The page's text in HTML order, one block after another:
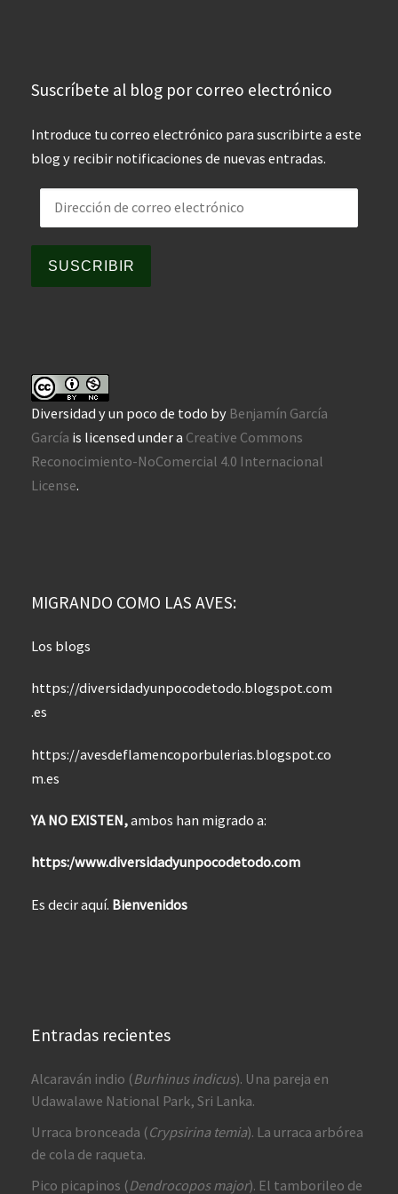
Suscríbete al blog por correo electrónico
Introduce tu correo electrónico para suscribirte a este
blog y recibir notificaciones de nuevas entradas.
Dirección de correo electrónico
SUSCRIBIR
Diversidad y un poco de todo by Benjamín García
García is licensed under a Creative Commons
Reconocimiento-NoComercial 4.0 Internacional
License.
MIGRANDO COMO LAS AVES:
Los blogs
https://diversidadyunpocodetodo.blogspot.com
.es
https://avesdeflamencoporbulerias.blogspot.co
m.es
YA NO EXISTEN,ambos han migrado a:
https:/www.diversidadyunpocodetodo.com
Es decir aquí. Bienvenidos
Entradas recientes
Alcaraván indio (Burhinus indicus). Una pareja en
Udawalawe National Park, Sri Lanka.
Urraca bronceada (Crypsirina temia). La urraca arbórea
de cola de raqueta.
Pico picapinos (Dendrocopos major). El tamborileo de